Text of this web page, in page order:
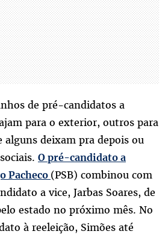
de pré-candidatos a
para o exterior, outros para
deixam pra depois ou
O pré-candidato a
Pacheco (PSB) combinou com
a vice, Jarbas Soares, de
estado no próximo mês. No
à reeleição, Simões até